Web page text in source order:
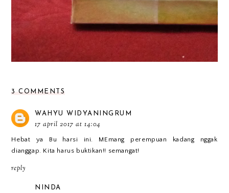
3 COMMENTS
WAHYU WIDYANINGRUM
17 april 2017 at 14:04
Hebat ya Bu harsi ini. MEmang perempuan kadang nggak
dianggap. Kita harus buktikan!! semangat!
reply
NINDA